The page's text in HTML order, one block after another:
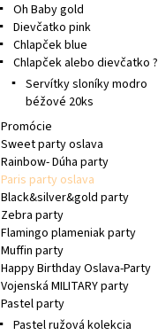
Oh Baby gold
Dievčatko pink
Chlapček blue
Chlapček alebo dievčatko ?
Servítky sloníky modro
béžové 20ks
Promócie
Sweet party oslava
Rainbow- Dúha party
Paris party oslava
Black&silver&gold party
Zebra party
Flamingo plameniak party
Muffin party
Happy Birthday Oslava-Party
Vojenská MILITARY party
Pastel party
Pastel ružová kolekcia